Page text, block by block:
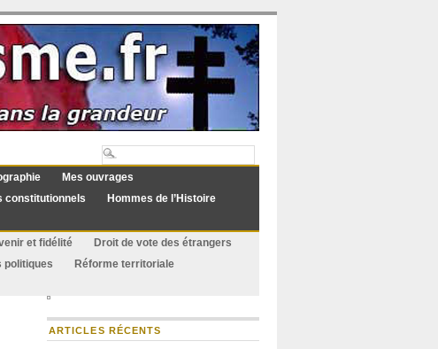
Mes ouvrages
constitutionnels
Hommes de l’Histoire
et fidélité
Droit de vote des étrangers
politiques
Réforme territoriale
ARTICLES RÉCENTS